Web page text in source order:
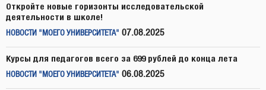
Откройте новые горизонты исследовательской
деятельности в школе!
НОВОСТИ "МОЕГО УНИВЕРСИТЕТА" 07.08.2025
Курсы для педагогов всего за 699 рублей до конца лета
НОВОСТИ "МОЕГО УНИВЕРСИТЕТА" 06.08.2025